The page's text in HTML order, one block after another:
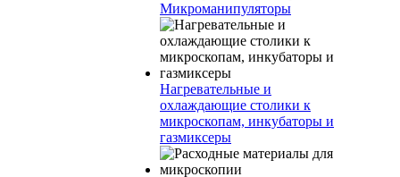
Микроманипуляторы
Нагревательные и
охлаждающие столики к
микроскопам, инкубаторы и
газмиксеры